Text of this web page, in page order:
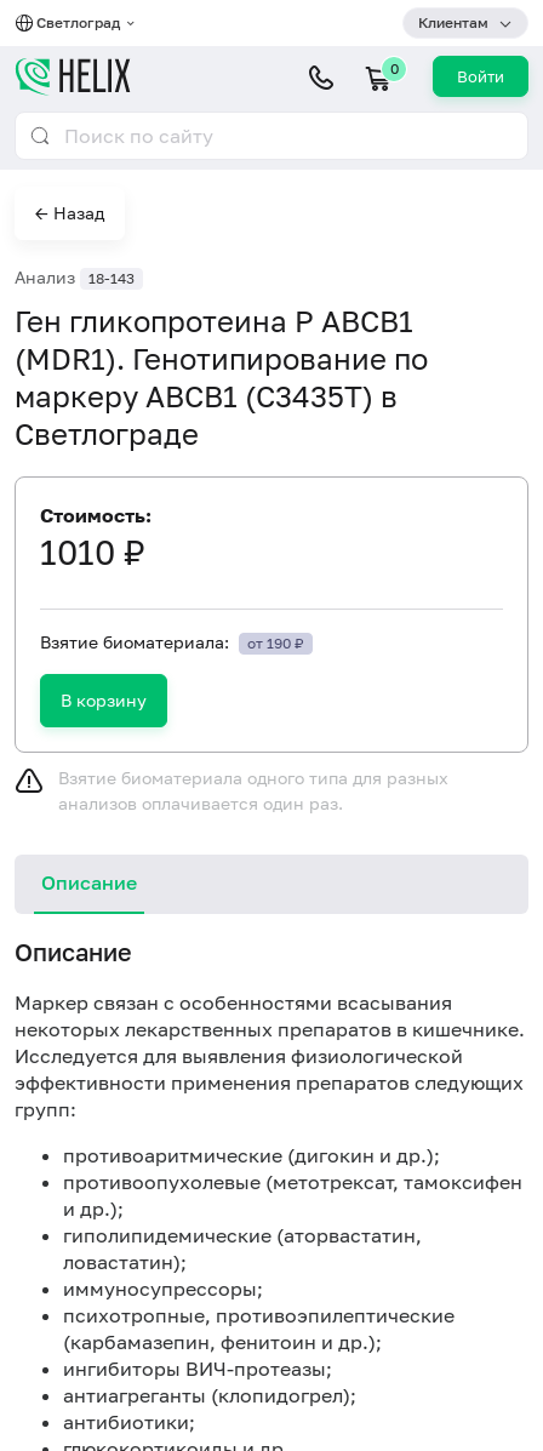
Светлоград Клиентам
0 Войти
← Назад
Анализ 18-143
Ген гликопротеина P ABCB1
(MDR1). Генотипирование по
маркеру ABCB1 (С3435Т) в
Светлограде
Стоимость:
1010 ₽
Взятие биоматериала: от 190 ₽
В корзину
Взятие биоматериала одного типа для разных
анализов оплачивается один раз.
Описание
Описание
Маркер связан с особенностями всасывания
некоторых лекарственных препаратов в кишечнике.
Исследуется для выявления физиологической
эффективности применения препаратов следующих
групп:
противоаритмические (дигокин и др.);
противоопухолевые (метотрексат, тамоксифен
и др.);
гиполипидемические (аторвастатин,
ловастатин);
иммуносупрессоры;
психотропные, противоэпилептические
(карбамазепин, фенитоин и др.);
ингибиторы ВИЧ-протеазы;
антиагреганты (клопидогрел);
антибиотики;